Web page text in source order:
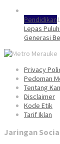
Pendidikan
Lepas
Generasi
Privacy
Pedoman
Tentang
Disclaimer
Kode Etik
Tarif Iklan
Jaringan